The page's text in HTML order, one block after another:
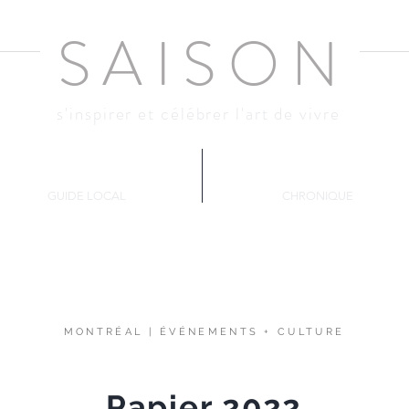
SAISO N
CHRONIQUE
GUIDE LOCAL
MONTRÉAL | ÉVÉNEMENTS + CULTURE